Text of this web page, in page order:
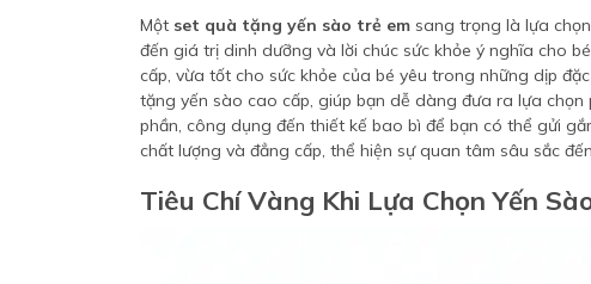
Một set quà tặng yến sào trẻ em sang trọng là lựa
đến giá trị dinh dưỡng và lời chúc sức khỏe ý nghĩa cho
cấp, vừa tốt cho sức khỏe của bé yêu trong những dịp
tặng yến sào cao cấp, giúp bạn dễ dàng đưa ra lựa
phần, công dụng đến thiết kế bao bì để bạn có thể gửi
chất lượng và đẳng cấp, thể hiện sự quan tâm sâu sắc
Tiêu Chí Vàng Khi Lựa Chọn Yến